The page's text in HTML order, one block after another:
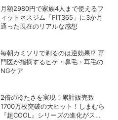
月額2980円で家族4人まで使えるフ
ィットネスジム「FIT365」に3か月
通った現在のリアルな感想
毎朝カミソリで剃るのは逆効果!? 専
門医が指摘するヒゲ・鼻毛・耳毛の
NGケア
2倍の冷たさを実現！累計販売数
1700万枚突破の大ヒット！しまむら
『超COOL』シリーズの進化がスゴ